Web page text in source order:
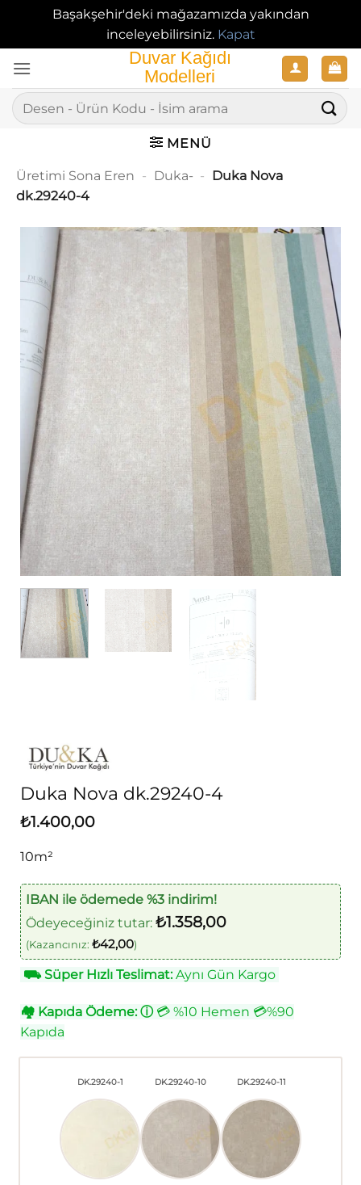
Başakşehir'deki mağazamızda yakından
inceleyebilirsiniz. Kapat
atla
Ara:
MENÜ
Üretimi Sona Eren - Duka- - Duka Nova
dk.29240-4
Duka Nova dk.29240-4
₺1.400,00
10m²
IBAN ile ödemede %3 indirim!
Ödeyeceğiniz tutar: ₺1.358,00
(Kazancınız: ₺42,00)
⛟Süper Hızlı Teslimat:Aynı Gün Kargo
🏘 Kapıda Ödeme: ⓘ💳 %10 Hemen 💳%90
Kapıda
DK.29240-1 DK.29240-10 DK.29240-11